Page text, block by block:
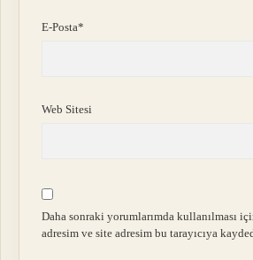
E-Posta*
Web Sitesi
Daha sonraki yorumlarımda kullanılması
adresim ve site adresim bu tarayıcıya